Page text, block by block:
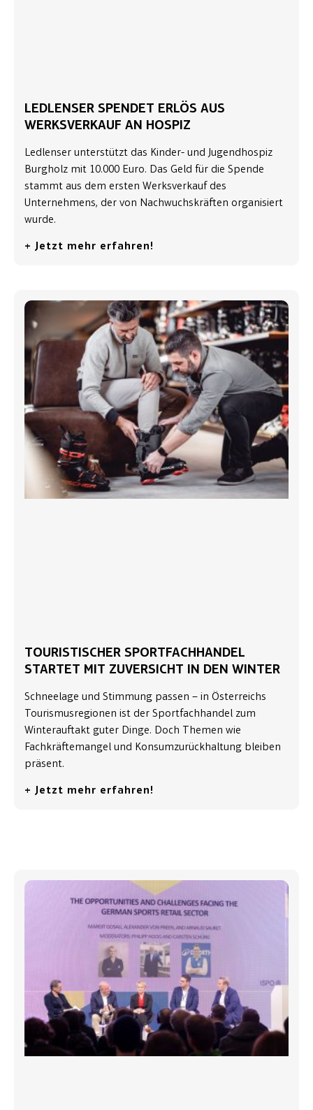
LEDLENSER SPENDET ERLÖS AUS
WERKSVERKAUF AN HOSPIZ
Ledlenser unterstützt das Kinder- und Jugendhospiz
Burgholz mit 10.000 Euro. Das Geld für die Spende
stammt aus dem ersten Werksverkauf des
Unternehmens, der von Nachwuchskräften organisiert
wurde.
+ Jetzt mehr erfahren!
TOURISTISCHER SPORTFACHHANDEL
STARTET MIT ZUVERSICHT IN DEN WINTER
Schneelage und Stimmung passen – in Österreichs
Tourismusregionen ist der Sportfachhandel zum
Winterauftakt guter Dinge. Doch Themen wie
Fachkräftemangel und Konsumzurückhaltung bleiben
präsent.
+ Jetzt mehr erfahren!